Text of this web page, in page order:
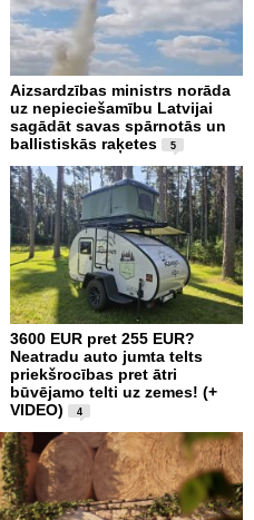
Aizsardzības ministrs norāda
uz nepieciešamību Latvijai
sagādāt savas spārnotās un
ballistiskās raķetes
5
3600 EUR pret 255 EUR?
Neatradu auto jumta telts
priekšrocības pret ātri
būvējamo telti uz zemes! (+
VIDEO)
4